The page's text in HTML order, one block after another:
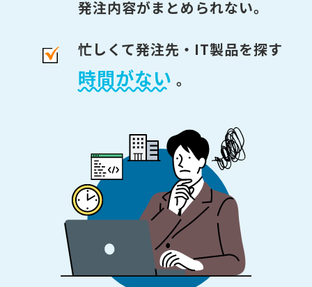
発注内容がまとめられない。
忙しくて発注先・IT製品を探す
時間がない 。